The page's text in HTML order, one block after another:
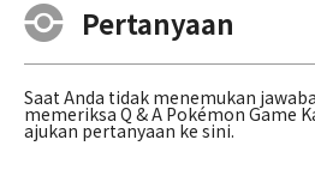
Pertanyaan
Saat Anda tidak menemukan
memeriksa Q & A Pokémon Game
ajukan pertanyaan ke sini.